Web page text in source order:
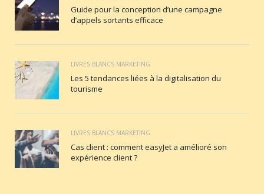
Guide pour la conception d’une campagne
d’appels sortants efficace
LIVRES BLANCS MARKETING
Les 5 tendances liées à la digitalisation du
tourisme
LIVRES BLANCS MARKETING
Cas client : comment easyJet a amélioré son
expérience client ?